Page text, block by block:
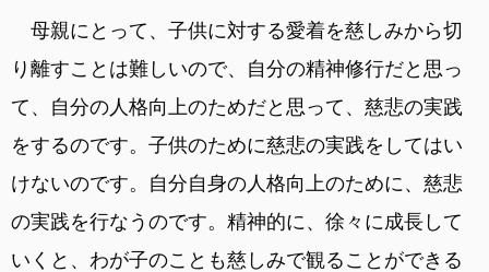
母親にとって、子供に対する愛着を慈しみから切
り離すことは難しいので、自分の精神修行だと思っ
て、自分の人格向上のためだと思って、慈悲の実践
をするのです。子供のために慈悲の実践をしてはい
けないのです。自分自身の人格向上のために、慈悲
の実践を行なうのです。精神的に、徐々に成長して
いくと、わが子のことも慈しみで観ることができる